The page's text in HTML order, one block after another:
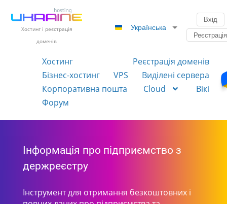
Хостинг і реєстрація
доменів
Українська
Вхід
Реєстрація
Хостинг
Реєстрація доменів
Бізнес-хостинг
VPS
Виділені сервера
Корпоративна пошта
Cloud
Вікі
Форум
Інформація про підприємство з
держреєстру
Інструмент для отримання безкоштовних і